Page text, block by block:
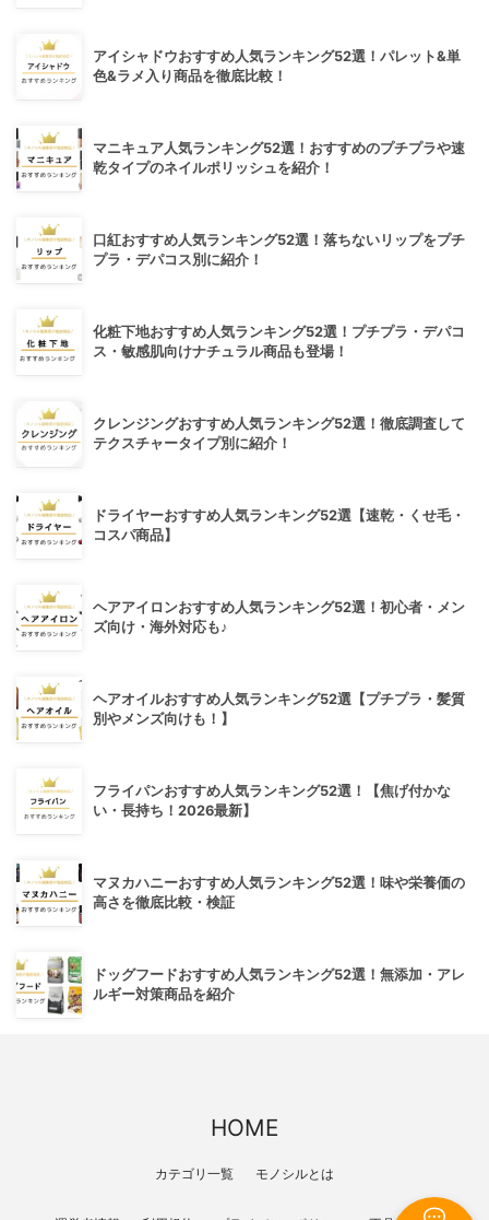
アイシャドウおすすめ人気ランキング52選！パレット&単
色&ラメ入り商品を徹底比較！
マニキュア人気ランキング52選！おすすめのプチプラや速
乾タイプのネイルポリッシュを紹介！
口紅おすすめ人気ランキング52選！落ちないリップをプチ
プラ・デパコス別に紹介！
化粧下地おすすめ人気ランキング52選！プチプラ・デパコ
ス・敏感肌向けナチュラル商品も登場！
クレンジングおすすめ人気ランキング52選！徹底調査して
テクスチャータイプ別に紹介！
ドライヤーおすすめ人気ランキング52選【速乾・くせ毛・
コスパ商品】
ヘアアイロンおすすめ人気ランキング52選！初心者・メン
ズ向け・海外対応も♪
ヘアオイルおすすめ人気ランキング52選【プチプラ・髪質
別やメンズ向けも！】
フライパンおすすめ人気ランキング52選！【焦げ付かな
い・長持ち！2026最新】
マヌカハニーおすすめ人気ランキング52選！味や栄養価の
高さを徹底比較・検証
ドッグフードおすすめ人気ランキング52選！無添加・アレ
ルギー対策商品を紹介
HOME
カテゴリ一覧 モノシルとは